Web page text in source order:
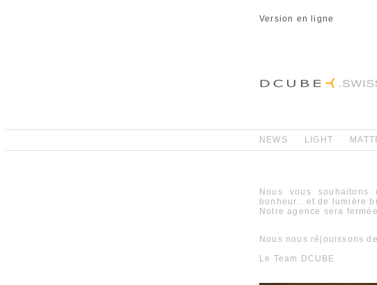
Version en ligne
NEWS LIGHT
Nous vous
bonheur…et de lumière
Notre agence sera
Nous nous réjouissons
Le Team DCUBE